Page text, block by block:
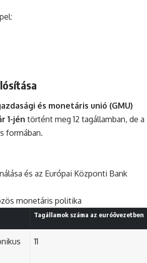
és monetáris unió (GMU)
1-jén történt meg 12 tagállamban, de a
formában.
és az Európai Központi Bank
monetáris politika
Tagállamok száma az euróövezetben
11